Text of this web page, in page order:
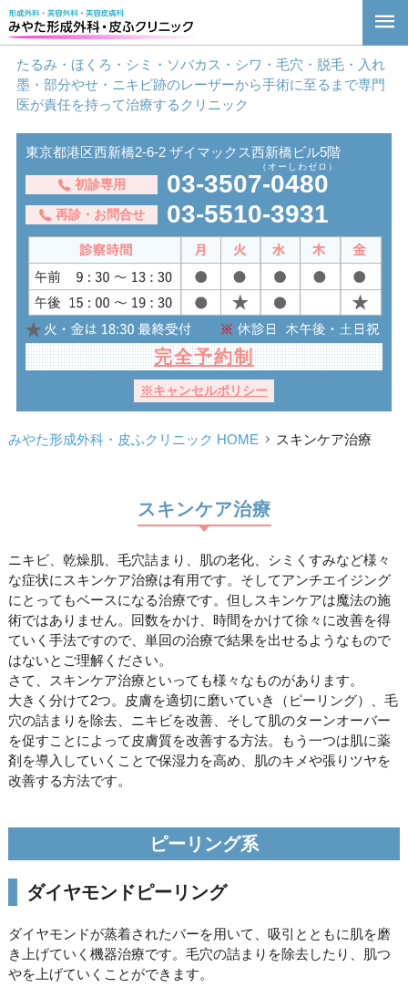
たるみ・ほくろ・シミ・ソバカス・シワ・毛穴・脱毛・入れ
墨・部分やせ・ニキビ跡のレーザーから手術に至るまで専門
医が責任を持って治療するクリニック
東京都港区⻄新橋2-6-2 ザイマックス⻄新橋ビル5階
初診専用 03-3507-0480
再診・お問合せ 03-5510-3931
完全予約制
※キャンセルポリシー
みやた形成外科・皮ふクリニック HOME スキンケア治療
スキンケア治療
ニキビ、乾燥肌、毛穴詰まり、肌の老化、シミくすみなど様々
な症状にスキンケア治療は有用です。そしてアンチエイジング
にとってもベースになる治療です。但しスキンケアは魔法の施
術ではありません。回数をかけ、時間をかけて徐々に改善を得
ていく手法ですので、単回の治療で結果を出せるようなもので
はないとご理解ください。
さて、スキンケア治療といっても様々なものがあります。
大きく分けて2つ。皮膚を適切に磨いていき（ピーリング）、毛
穴の詰まりを除去、ニキビを改善、そして肌のターンオーバー
を促すことによって皮膚質を改善する方法。もう一つは肌に薬
剤を導入していくことで保湿力を高め、肌のキメや張りツヤを
改善する方法です。
ピーリング系
ダイヤモンドピーリング
ダイヤモンドが蒸着されたバーを用いて、吸引とともに肌を磨
き上げていく機器治療です。毛穴の詰まりを除去したり、肌つ
やを上げていくことができます。